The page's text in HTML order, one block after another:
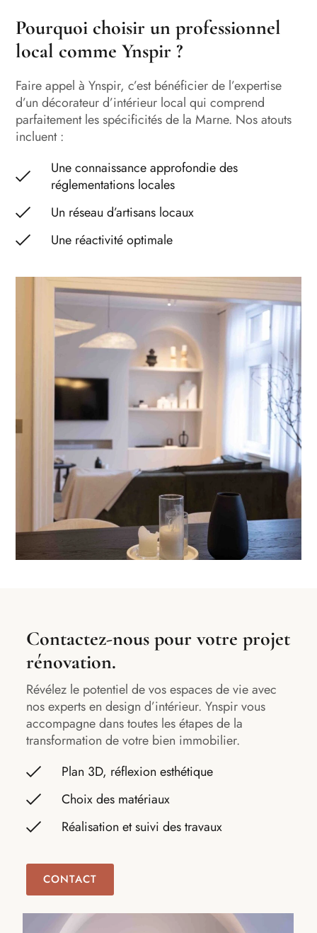
Pourquoi choisir un professionnel
local comme Ynspir ?
Faire appel à Ynspir, c’est bénéficier de l’expertise
d’un décorateur d’intérieur local qui comprend
parfaitement les spécificités de la Marne. Nos atouts
incluent :
Une connaissance approfondie des
réglementations locales
Un réseau d’artisans locaux
Une réactivité optimale
Contactez-nous pour votre projet
rénovation.
Révélez le potentiel de vos espaces de vie avec
nos experts en design d’intérieur. Ynspir vous
accompagne dans toutes les étapes de la
transformation de votre bien immobilier.
Plan 3D, réflexion esthétique
Choix des matériaux
Réalisation et suivi des travaux
CONTACT